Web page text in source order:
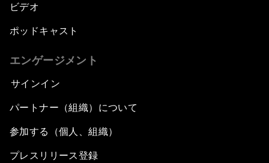
ビデオ
ポッドキャスト
エンゲージメント
サインイン
パートナー（組織）について
参加する（個人、組織）
プレスリリース登録